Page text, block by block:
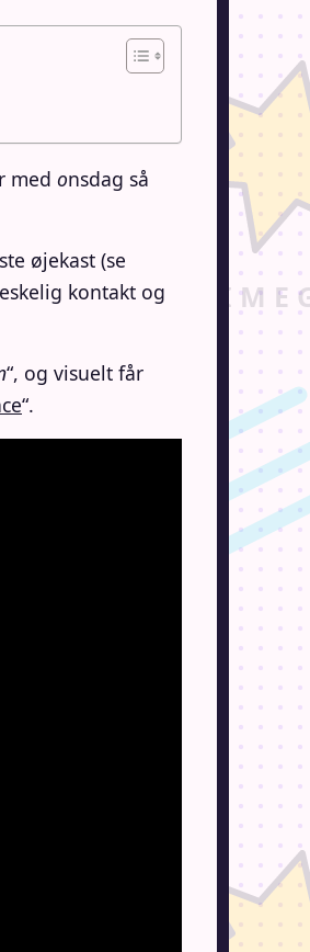
med onsdag så
øjekast (se
kontakt og
“, og visuelt får
“.